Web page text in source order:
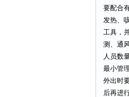
要配合
发热、
工具，
测、通
人员数
最小管
外出时
后再进